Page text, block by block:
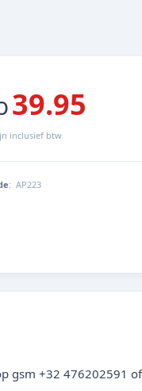
39.95
inclusief btw
: AP223
gsm +32 476202591